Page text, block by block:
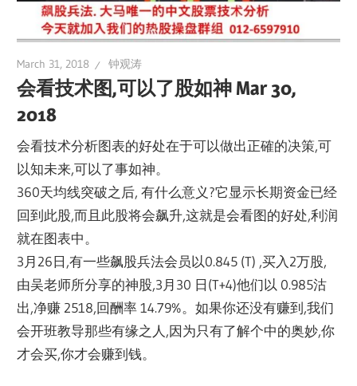
March 31, 2018 钟观涛
会看技术图,可以了股如神 Mar 30,
2018
会看技术分析图表的好处在于可以做出正確的决策,可
以知未来,可以了事如神。
360天均线突破之后, 有什么意义?它显示长期资金已经
回到此股,而且此股将会飙升,这就是会看图的好处,利润
就在图表中。
3月26日,有一些飙股兵法会员以0.845 (T) ,买入2万股,
由吴老师所分享的神股,3月30 日(T+4)他们以 0.985沽
出,净赚 2518,回酬率 14.79%。如果你还没有赚到,我们
会开班教导那些有缘之人,因为只有了解个中的奥妙,你
才会买,你才会赚到钱。